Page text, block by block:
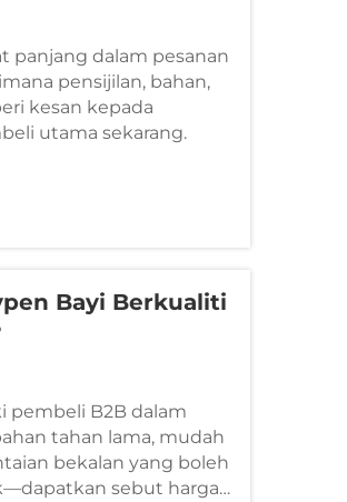
panjang dalam pesanan
pensijilan, bahan,
kesan kepada
utama sekarang.
Bayi Berkualiti
pembeli B2B dalam
tahan lama, mudah
bekalan yang boleh
sebut harga